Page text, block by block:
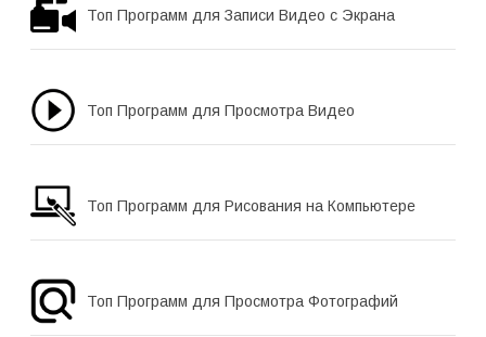
Топ Программ для Записи Видео с Экрана
Топ Программ для Просмотра Видео
Топ Программ для Рисования на Компьютере
Топ Программ для Просмотра Фотографий